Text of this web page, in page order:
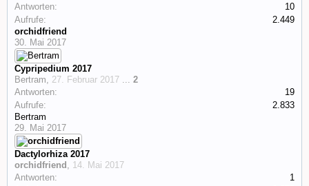
Antworten:
10
Aufrufe:
2.449
orchidfriend
30. Mai 2017
Cypripedium 2017
Bertram, 27. Februar 2017 ... 2
Antworten:
19
Aufrufe:
2.833
Bertram
29. Mai 2017
Dactylorhiza 2017
orchidfriend , 14. Mai 2017
Antworten:
1